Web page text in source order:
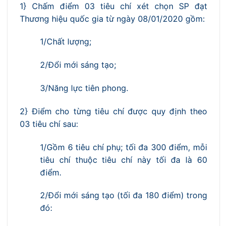
1} Chấm điểm 03 tiêu chí xét chọn SP đạt
Thương hiệu quốc gia từ ngày 08/01/2020 gồm:
1/Chất lượng;
2/Đổi mới sáng tạo;
3/Năng lực tiên phong.
2} Điểm cho từng tiêu chí được quy định theo
03 tiêu chí sau:
1/Gồm 6 tiêu chí phụ; tối đa 300 điểm, mỗi
tiêu chí thuộc tiêu chí này tối đa là 60
điểm.
2/Đổi mới sáng tạo (tối đa 180 điểm) trong
đó: